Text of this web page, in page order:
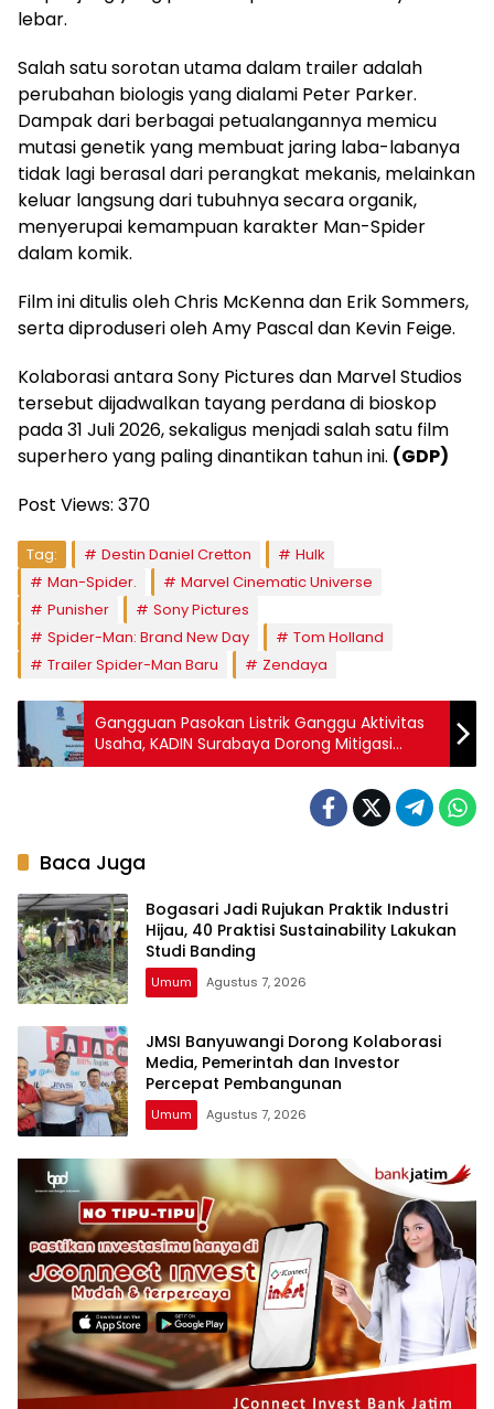
lebar.
Salah satu sorotan utama dalam trailer adalah
perubahan biologis yang dialami Peter Parker.
Dampak dari berbagai petualangannya memicu
mutasi genetik yang membuat jaring laba-labanya
tidak lagi berasal dari perangkat mekanis, melainkan
keluar langsung dari tubuhnya secara organik,
menyerupai kemampuan karakter Man-Spider
dalam komik.
Film ini ditulis oleh Chris McKenna dan Erik Sommers,
serta diproduseri oleh Amy Pascal dan Kevin Feige.
Kolaborasi antara Sony Pictures dan Marvel Studios
tersebut dijadwalkan tayang perdana di bioskop
pada 31 Juli 2026, sekaligus menjadi salah satu film
superhero yang paling dinantikan tahun ini. (GDP)
Post Views: 370
Tag: Destin Daniel Cretton
Hulk
Man-Spider.
Marvel Cinematic Universe
Punisher
Sony Pictures
Spider-Man: Brand New Day
Tom Holland
Trailer Spider-Man Baru
Zendaya
Gangguan Pasokan Listrik Ganggu Aktivitas
Usaha, KADIN Surabaya Dorong Mitigasi
Cepat
Baca Juga
Bogasari Jadi Rujukan Praktik Industri
Hijau, 40 Praktisi Sustainability Lakukan
Studi Banding
Umum Agustus 7, 2026
JMSI Banyuwangi Dorong Kolaborasi
Media, Pemerintah dan Investor
Percepat Pembangunan
Umum Agustus 7, 2026